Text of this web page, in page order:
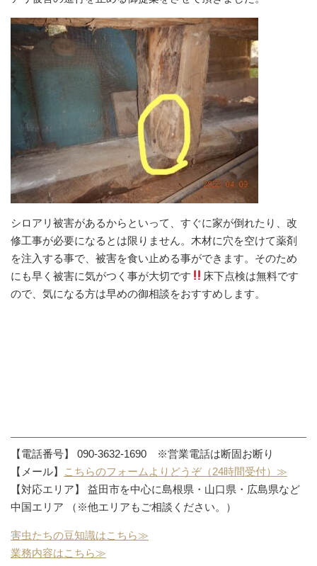
シロアリ被害があるからといって、すぐに家が倒れたり、改
修工事が必要になるとは限りません。木材に穴を空けて薬剤
を注入する事で、被害を食い止める事ができます。そのため
にも早く被害に気がつく事が大切です
床下点検は無料です
ので、気になる方は早めの御相談をおすすめします。
【電話番号】 090-3632-1690 ※営業電話は断固お断り
【メール】
こちらのフォームよりどうぞ（24時間受付）≫
【対応エリア】 益田市を中心に島根県・山口県・広島県など
中国エリア （※他エリアもご相談ください。）
害虫たちの豆知識はこちら≫
業務内容はこちら≫